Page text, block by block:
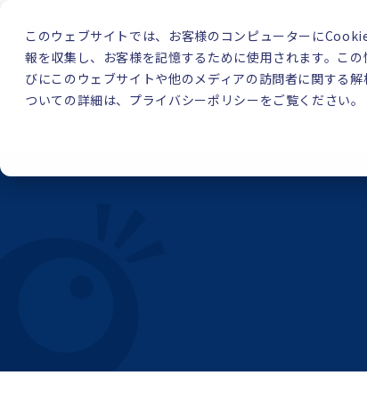
このウェブサイトでは、お客様のコンピューターに
報を収集し、お客様を記憶するために使用されます。こ
びにこのウェブサイトや他のメディアの訪問者に関する
ついての詳細は、プライバシーポリシーをご覧ください。